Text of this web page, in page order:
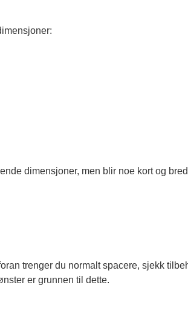
dimensjoner, men blir noe kort og
trenger du normalt spacere, sjekk
er grunnen til dette.